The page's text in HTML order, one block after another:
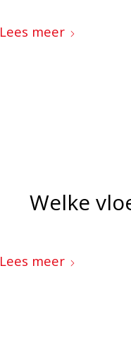
Lees meer
Welke
Lees meer